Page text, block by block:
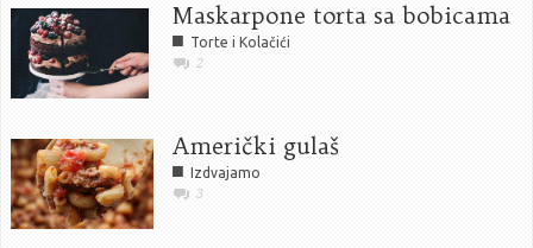
Maskarpone torta sa bobicama
■ Torte i Kolačići
2
Američki gulaš
■ Izdvajamo
3